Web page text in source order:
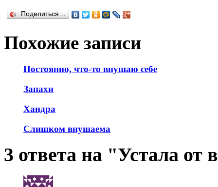
Поделиться…
Похожие записи
Постоянно, что-то внушаю себе
Запахи
Хандра
Слишком внушаема
3 ответа на "Устала от